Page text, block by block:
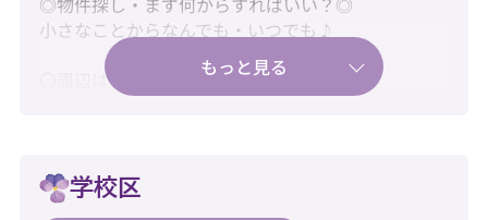
小さなことからなんでも・いつでも♪
〇周辺は緑豊かで落ち着いた環境です
【教育】
学校区